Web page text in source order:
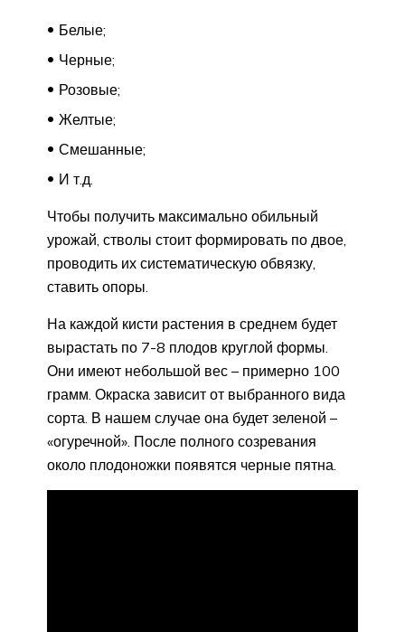
Белые;
Черные;
Розовые;
Желтые;
Смешанные;
И т.д.
Чтобы получить максимально обильный
урожай, стволы стоит формировать по двое,
проводить их систематическую обвязку,
ставить опоры.
На каждой кисти растения в среднем будет
вырастать по 7-8 плодов круглой формы.
Они имеют небольшой вес – примерно 100
грамм. Окраска зависит от выбранного вида
сорта. В нашем случае она будет зеленой –
«огуречной». После полного созревания
около плодоножки появятся черные пятна.